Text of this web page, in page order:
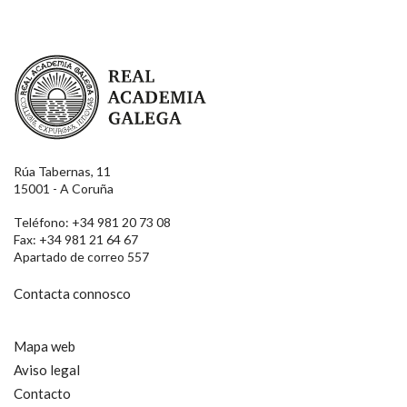
Real Academia Galega
Rúa Tabernas, 11
15001 - A Coruña
Teléfono: +34 981 20 73 08
Fax: +34 981 21 64 67
Apartado de correo 557
Contacta connosco
Mapa web
Aviso legal
Contacto